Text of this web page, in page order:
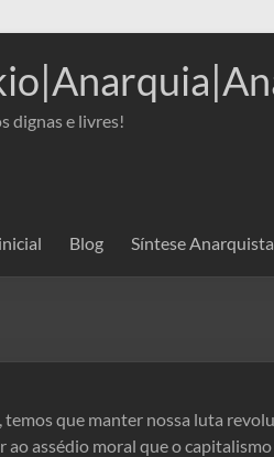
dignas e livres!
Blog Síntese Anarquista
temos que manter nossa luta
ao assédio moral que o